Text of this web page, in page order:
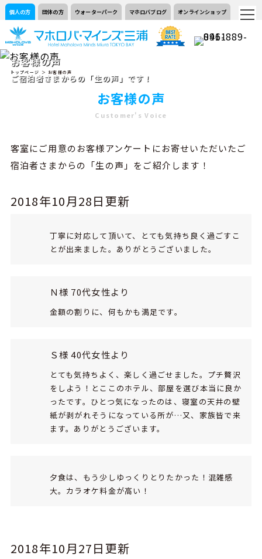
個人の方 団体の方 ウォーターパーク マホロバブログ オンラインショップ
お客様の声
ご宿泊者さまからの「生の声」です！
トップページ ＞ お客様の声
お客様の声
Customer's Voice
客室にご用意のお客様アンケートにお寄せいただいたご
宿泊者さまからの「生の声」をご紹介します！
2018年10月28日更新
丁寧に対応して頂いて、とても気持ち良く過ごすこ
とが出来ました。ありがとうございました。
Ｎ様 70代女性より
金額の割りに、何もかも満足です。
Ｓ様 40代女性より
とても気持ちよく、楽しく過ごせました。プチ贅沢
をしよう！とここのホテル、部屋を選び本当に良か
ったです。ひとつ気になったのは、寝室の天井の壁
紙が剥がれそうになっている所が…又、家族皆で来
ます。ありがとうございます。
夕食は、もう少しゆっくりとりたかった！混雑感
大。カラオケ料金が高い！
2018年10月27日更新